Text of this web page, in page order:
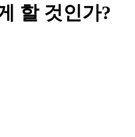
할 것인가?